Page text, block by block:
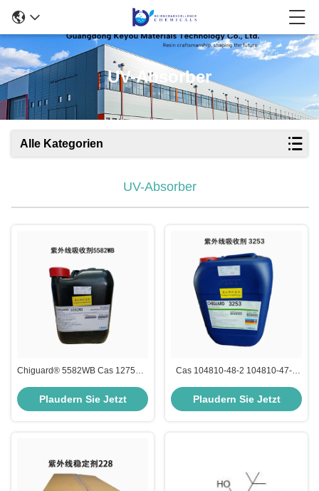
UV-Absorber
Alle Kategorien
UV-Absorber
Chiguard® 5582WB Cas 127519-
Plaudern Sie Jetzt
Cas 104810-48-2 104810-47-1
Absorber Chiguard® 3253
Plaudern Sie Jetzt